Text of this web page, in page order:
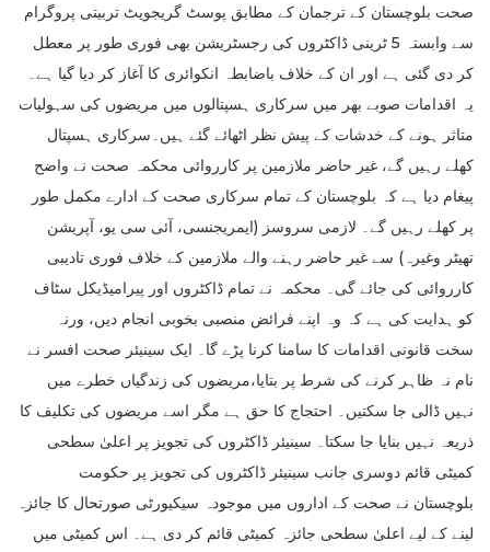
صحت بلوچستان کے ترجمان کے مطابق پوسٹ گریجویٹ تربیتی پروگرام
سے وابستہ 5 ٹرینی ڈاکٹروں کی رجسٹریشن بھی فوری طور پر معطل
کر دی گئی ہے اور ان کے خلاف باضابطہ انکوائری کا آغاز کر دیا گیا ہے۔
یہ اقدامات صوبے بھر میں سرکاری ہسپتالوں میں مریضوں کی سہولیات
متاثر ہونے کے خدشات کے پیش نظر اٹھائے گئے ہیں۔سرکاری ہسپتال
کھلے رہیں گے، غیر حاضر ملازمین پر کارروائی محکمہ صحت نے واضح
پیغام دیا ہے کہ بلوچستان کے تمام سرکاری صحت کے ادارے مکمل طور
پر کھلے رہیں گے۔ لازمی سروسز (ایمریجنسی، آئی سی یو، آپریشن
تھیٹر وغیرہ) سے غیر حاضر رہنے والے ملازمین کے خلاف فوری تادیبی
کارروائی کی جائے گی۔ محکمہ نے تمام ڈاکٹروں اور پیرامیڈیکل سٹاف
کو ہدایت کی ہے کہ وہ اپنے فرائض منصبی بخوبی انجام دیں، ورنہ
سخت قانونی اقدامات کا سامنا کرنا پڑے گا۔ ایک سینیئر صحت افسر نے
نام نہ ظاہر کرنے کی شرط پر بتایا،مریضوں کی زندگیاں خطرے میں
نہیں ڈالی جا سکتیں۔ احتجاج کا حق ہے مگر اسے مریضوں کی تکلیف کا
ذریعہ نہیں بنایا جا سکتا۔ سینیئر ڈاکٹروں کی تجویز پر اعلیٰ سطحی
کمیٹی قائم دوسری جانب سینیئر ڈاکٹروں کی تجویز پر حکومت
بلوچستان نے صحت کے اداروں میں موجودہ سیکیورٹی صورتحال کا جائزہ
لینے کے لیے اعلیٰ سطحی جائزہ کمیٹی قائم کر دی ہے۔ اس کمیٹی میں